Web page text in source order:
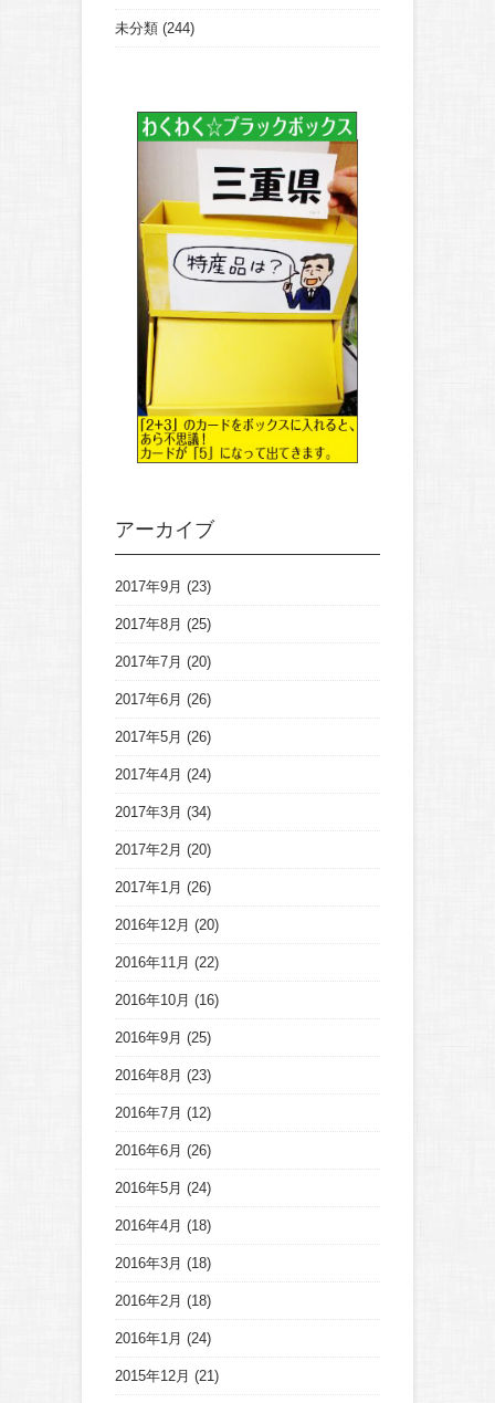
未分類 (244)
アーカイブ
2017年9月 (23)
2017年8月 (25)
2017年7月 (20)
2017年6月 (26)
2017年5月 (26)
2017年4月 (24)
2017年3月 (34)
2017年2月 (20)
2017年1月 (26)
2016年12月 (20)
2016年11月 (22)
2016年10月 (16)
2016年9月 (25)
2016年8月 (23)
2016年7月 (12)
2016年6月 (26)
2016年5月 (24)
2016年4月 (18)
2016年3月 (18)
2016年2月 (18)
2016年1月 (24)
2015年12月 (21)